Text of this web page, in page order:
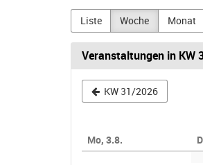
Liste Woche Monat
Veranstaltungen in KW
KW 31/2026
Mo, 3.8.